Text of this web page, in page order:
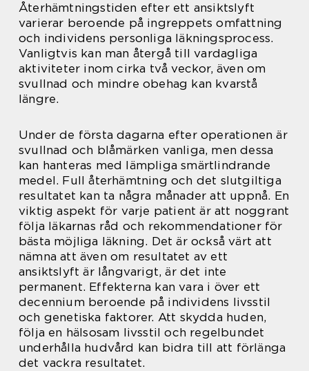
Återhämtningstiden efter ett ansiktslyft
varierar beroende på ingreppets omfattning
och individens personliga läkningsprocess.
Vanligtvis kan man återgå till vardagliga
aktiviteter inom cirka två veckor, även om
svullnad och mindre obehag kan kvarstå
längre.
Under de första dagarna efter operationen är
svullnad och blåmärken vanliga, men dessa
kan hanteras med lämpliga smärtlindrande
medel. Full återhämtning och det slutgiltiga
resultatet kan ta några månader att uppnå. En
viktig aspekt för varje patient är att noggrant
följa läkarnas råd och rekommendationer för
bästa möjliga läkning. Det är också värt att
nämna att även om resultatet av ett
ansiktslyft är långvarigt, är det inte
permanent. Effekterna kan vara i över ett
decennium beroende på individens livsstil
och genetiska faktorer. Att skydda huden,
följa en hälsosam livsstil och regelbundet
underhålla hudvård kan bidra till att förlänga
det vackra resultatet.